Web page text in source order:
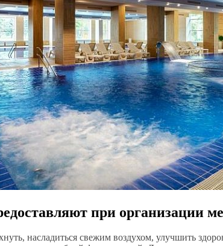
при организации
насладиться свежим воздухом, улучшить